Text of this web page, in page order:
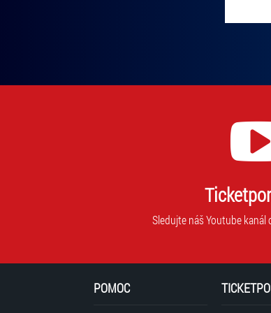
Zadajte svoju e-mailovú adresu, na ktorú vám
Sledujte náš Youtube
POMOC